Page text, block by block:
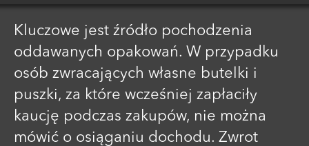
Kluczowe jest źródło pochodzenia
oddawanych opakowań. W przypadku
osób zwracających własne butelki i
puszki, za które wcześniej zapłaciły
kaucję podczas zakupów, nie można
mówić o osiąganiu dochodu. Zwrot